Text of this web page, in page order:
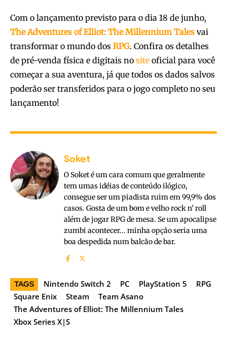
Com o lançamento previsto para o dia 18 de junho,
The Adventures of Elliot: The Millennium Tales vai
transformar o mundo dos RPG. Confira os detalhes
de pré-venda física e digitais no site oficial para você
começar a sua aventura, já que todos os dados salvos
poderão ser transferidos para o jogo completo no seu
lançamento!
Soket
O Soket é um cara comum que geralmente
tem umas idéias de conteúdo ilógico,
consegue ser um piadista ruim em 99,9% dos
casos. Gosta de um bom e velho rock n’ roll
além de jogar RPG de mesa. Se um apocalipse
zumbi acontecer... minha opção seria uma
boa despedida num balcão de bar.
TAGS Nintendo Switch 2 PC PlayStation 5
RPG
Square Enix
Steam
Team Asano
The Adventures of Elliot: The Millennium Tales
Xbox Series X|S